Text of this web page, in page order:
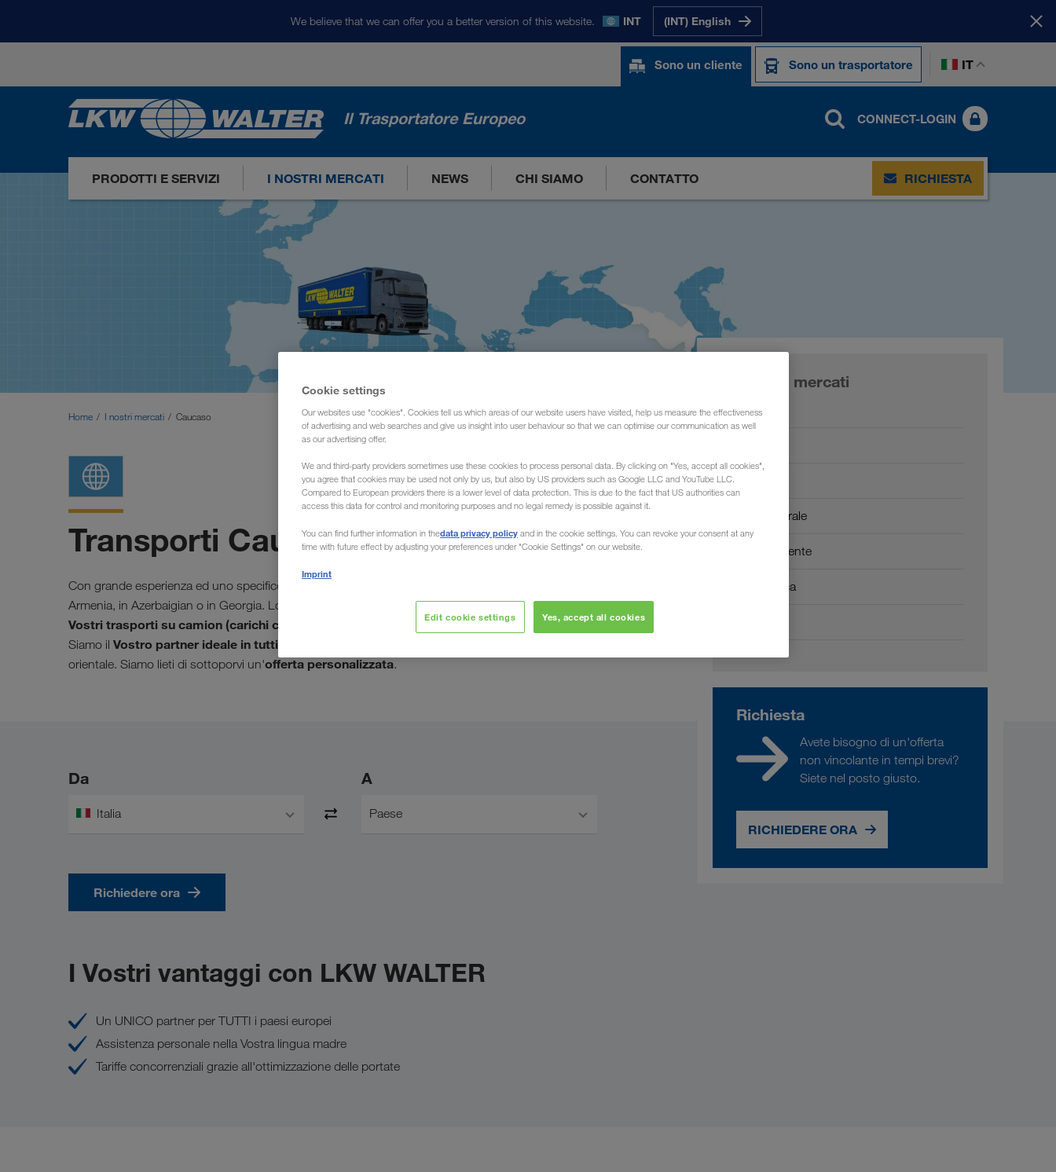
We believe that we can offer you a better version of this website. INT (INT) English
Sono un cliente Sono un trasportatore IT
Il Trasportatore Europeo CONNECT-LOGIN
PRODOTTI E SERVIZI I NOSTRI MERCATI NEWS CHI SIAMO CONTATTO RICHIESTA
Home I nostri mercati Caucaso
Transporti Caucaso
Con grande esperienza ed uno specifico know-how, effettuiamo i Vostri trasporti nell'intera regione, che sia in
Armenia, in Azerbaigian o in Georgia. Lo spedizioniere LKW WALTER, il Trasportatore Europeo, organizzai
Vostri trasporti su camion (carichi completi) dall'intero Caucaso in tutti i paesi europei, e ritorno.
Siamo il Vostro partner ideale in tutti i Paesi,
orientale. Siamo lieti di sottoporvi un'offerta personalizzata.
Da
Italia
A
Paese
Richiedere ora
I Vostri vantaggi con LKW WALTER
Un UNICO partner per TUTTI i paesi europei
Assistenza personale nella Vostra lingua madre
Tariffe concorrenziali grazie all'ottimizzazione delle portate
I nostri mercati
Europa
Asia Centrale
Medio Oriente
Nord Africa
Richiesta
Avete bisogno di un'offerta
non vincolante in tempi brevi?
Siete nel posto giusto.
RICHIEDERE ORA
Cookie settings
Our websites use "cookies". Cookies tell us which areas of our website users have visited, help us measure the effectiveness
of advertising and web searches and give us insight into user behaviour so that we can optimise our communication as well
as our advertising offer.
We and third-party providers sometimes use these cookies to process personal data. By clicking on "Yes, accept all cookies",
you agree that cookies may be used not only by us, but also by US providers such as Google LLC and YouTube LLC.
Compared to European providers there is a lower level of data protection. This is due to the fact that US authorities can
access this data for control and monitoring purposes and no legal remedy is possible against it.
You can find further information in thedata privacy policy and in the cookie settings. You can revoke your consent at any
time with future effect by adjusting your preferences under "Cookie Settings" on our website.
Imprint
Edit cookie settings Yes, accept all cookies